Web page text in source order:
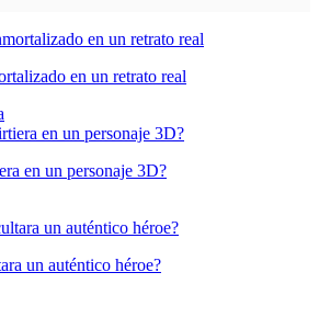
en un retrato real
en un personaje 3D?
un auténtico héroe?